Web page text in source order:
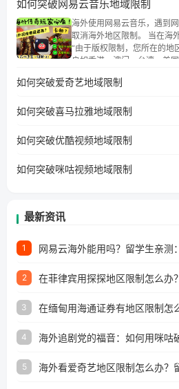
权限制问题，且仅能在中国大陆地区播
朋友们，使用番茄回国加速
讯视频地区版权限制」的问
湾、美国、加拿大、澳大利
学、定居等，都可以使用，
如何突破网易云音乐地域限制
海外使用网易云音乐，遇到
取消海外地区限制。 当在海外打开网易云音乐，却突然弹出
“由于版权限制，您所在的地区无
户如香港、澳门、台湾、美
地区及版权限制问题，且仅能在
户收听网易云音乐地区版权
工作、留学、定居等，都可
所困扰。
如何突破爱奇艺地域限制
如何突破喜马拉雅地域限制
如何突破优酷视频地域限制
如何突破咪咕视频地域限制
最新资讯
1
2
3
4
5